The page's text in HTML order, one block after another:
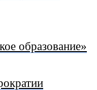
образование»